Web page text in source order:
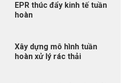
EPR thúc đẩy kinh tế tuần
hoàn
Xây dựng mô hình tuần
hoàn xử lý rác thải